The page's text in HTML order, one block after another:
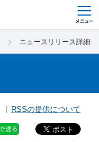
ニュースリリース詳細
RSSの提供について